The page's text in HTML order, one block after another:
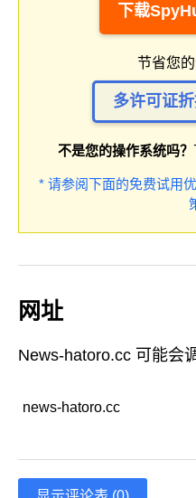
下载
节省您的
多许可证
不是您的操作系统吗？
* 请参阅下面的免费试用优
网址
News-hatoro.cc 可能会
news-hatoro.cc